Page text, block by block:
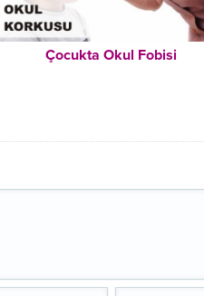
Çocukta Okul Fobisi